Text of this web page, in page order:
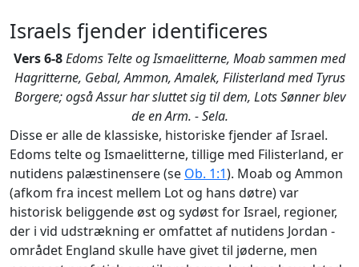
Israels fjender identificeres
Vers 6-8Edoms Telte og Ismaelitterne, Moab sammen med
Hagritterne, Gebal, Ammon, Amalek, Filisterland med Tyrus
Borgere; også Assur har sluttet sig til dem, Lots Sønner blev
de en Arm. - Sela.
Disse er alle de klassiske, historiske fjender af Israel.
Edoms telte og Ismaelitterne, tillige med Filisterland, er
nutidens palæstinensere (se Ob. 1:1). Moab og Ammon
(afkom fra incest mellem Lot og hans døtre) var
historisk beliggende øst og sydøst for Israel, regioner,
der i vid udstrækning er omfattet af nutidens Jordan -
området England skulle have givet til jøderne, men